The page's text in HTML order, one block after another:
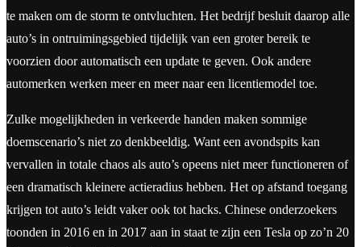
te maken om de storm te ontvluchten. Het bedrijf besluit daarop alle
auto’s in ontruimingsgebied tijdelijk van een groter bereik te
voorzien door automatisch een update te geven. Ook andere
automerken werken meer en meer naar een licentiemodel toe.
Zulke mogelijkheden in verkeerde handen maken sommige
doemscenario’s niet zo denkbeeldig. Want een avondspits kan
vervallen in totale chaos als auto’s opeens niet meer functioneren of
een dramatisch kleinere actieradius hebben. Het op afstand toegang
krijgen tot auto’s leidt vaker ook tot hacks. Chinese onderzoekers
toonden in 2016 en in 2017 aan in staat te zijn een Tesla op zo’n 20